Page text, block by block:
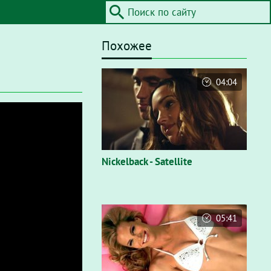
Похожее
Nickelback - Satellite
04:04
05:41